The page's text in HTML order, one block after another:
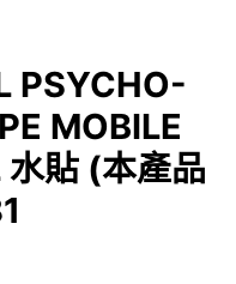
PSYCHO-
MOBILE
貼 (本產品